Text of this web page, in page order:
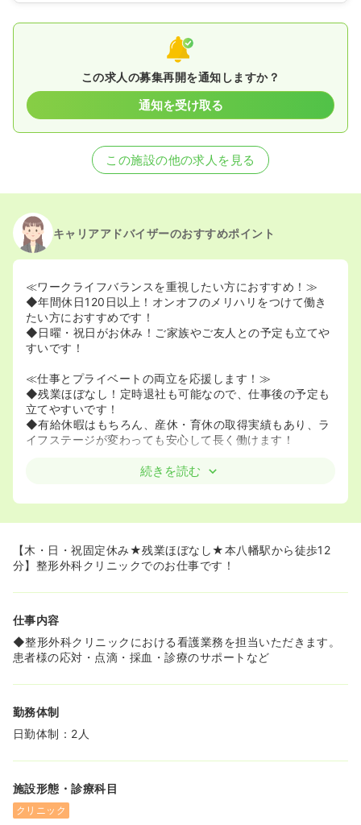
この求人の募集再開を通知しますか？
通知を受け取る
この施設の他の求人を見る
キャリアアドバイザーのおすすめポイント
≪ワークライフバランスを重視したい方におすすめ！≫
◆年間休日120日以上！オンオフのメリハリをつけて働き
たい方におすすめです！
◆日曜・祝日がお休み！ご家族やご友人との予定も立てや
すいです！
≪仕事とプライベートの両立を応援します！≫
◆残業ほぼなし！定時退社も可能なので、仕事後の予定も
立てやすいです！
◆有給休暇はもちろん、産休・育休の取得実績もあり、ラ
イフステージが変わっても安心して長く働けます！
≪スキルアップしたい方におすすめ！≫
のスキルを磨けます！
≪働きやすい環境があります！≫
す！
高めたい方におすすめです！
続きを読む
【木・日・祝固定休み★残業ほぼなし★本八幡駅から徒歩12
分】整形外科クリニックでのお仕事です！
仕事内容
◆整形外科クリニックにおける看護業務を担当いただきます。
患者様の応対・点滴・採血・診療のサポートなど
勤務体制
日勤体制：2人
施設形態・診療科目
クリニック